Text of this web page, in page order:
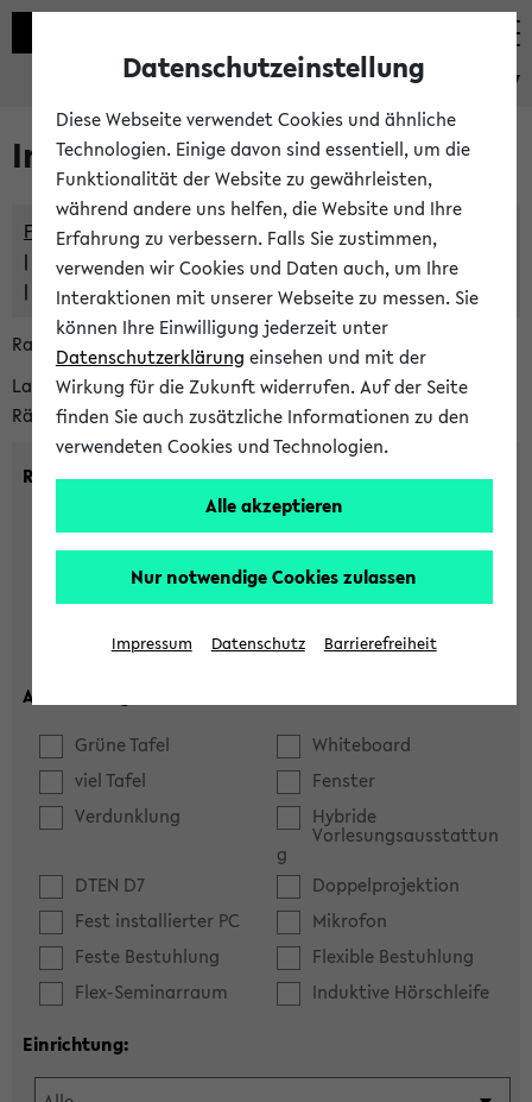
eKVV
Im eKVV verwaltete Räume
Freie Räume und Veranstaltungsüberschneidungen
Raumüberschneidungen
Hinweise der zentralen Raumvergabe
Raumanfragen:
raumvergabe@uni-bielefeld.de
Lassen Sie sich alle Räume anzeigen oder suchen Sie nach
Räumen mit bestimmten Eigenschaften:
Raumkriterien:
max. Plätze:
Ausstattung:
Grüne Tafel
Whiteboard
viel Tafel
Fenster
Verdunklung
Hybride
Vorlesungsausstattun
g
DTEN D7
Doppelprojektion
Fest installierter PC
Mikrofon
Feste Bestuhlung
Flexible Bestuhlung
Flex-Seminarraum
Induktive Hörschleife
Einrichtung:
Datenschutzeinstellung
Diese Webseite verwendet Cookies und ähnliche
Technologien. Einige davon sind essentiell, um die
Funktionalität der Website zu gewährleisten,
während andere uns helfen, die Website und Ihre
Erfahrung zu verbessern. Falls Sie zustimmen,
verwenden wir Cookies und Daten auch, um Ihre
Interaktionen mit unserer Webseite zu messen. Sie
können Ihre Einwilligung jederzeit unter
Datenschutzerklärung einsehen und mit der
Wirkung für die Zukunft widerrufen. Auf der Seite
finden Sie auch zusätzliche Informationen zu den
verwendeten Cookies und Technologien.
Alle akzeptieren
Nur notwendige Cookies zulassen
Impressum Datenschutz Barrierefreiheit